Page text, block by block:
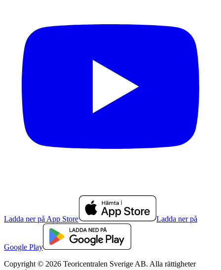
Ladda ner på App Store Ladda ner på
Google Play
Copyright © 2026 Teoricentralen Sverige AB. Alla rättigheter